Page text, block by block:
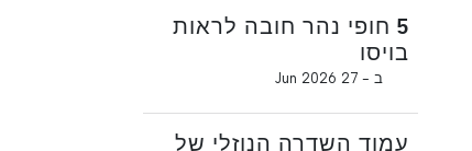
5 חופי נהר חובה לראות
בויסו
ב - 27 Jun 2026
עמוד השדרה הנוזלי של